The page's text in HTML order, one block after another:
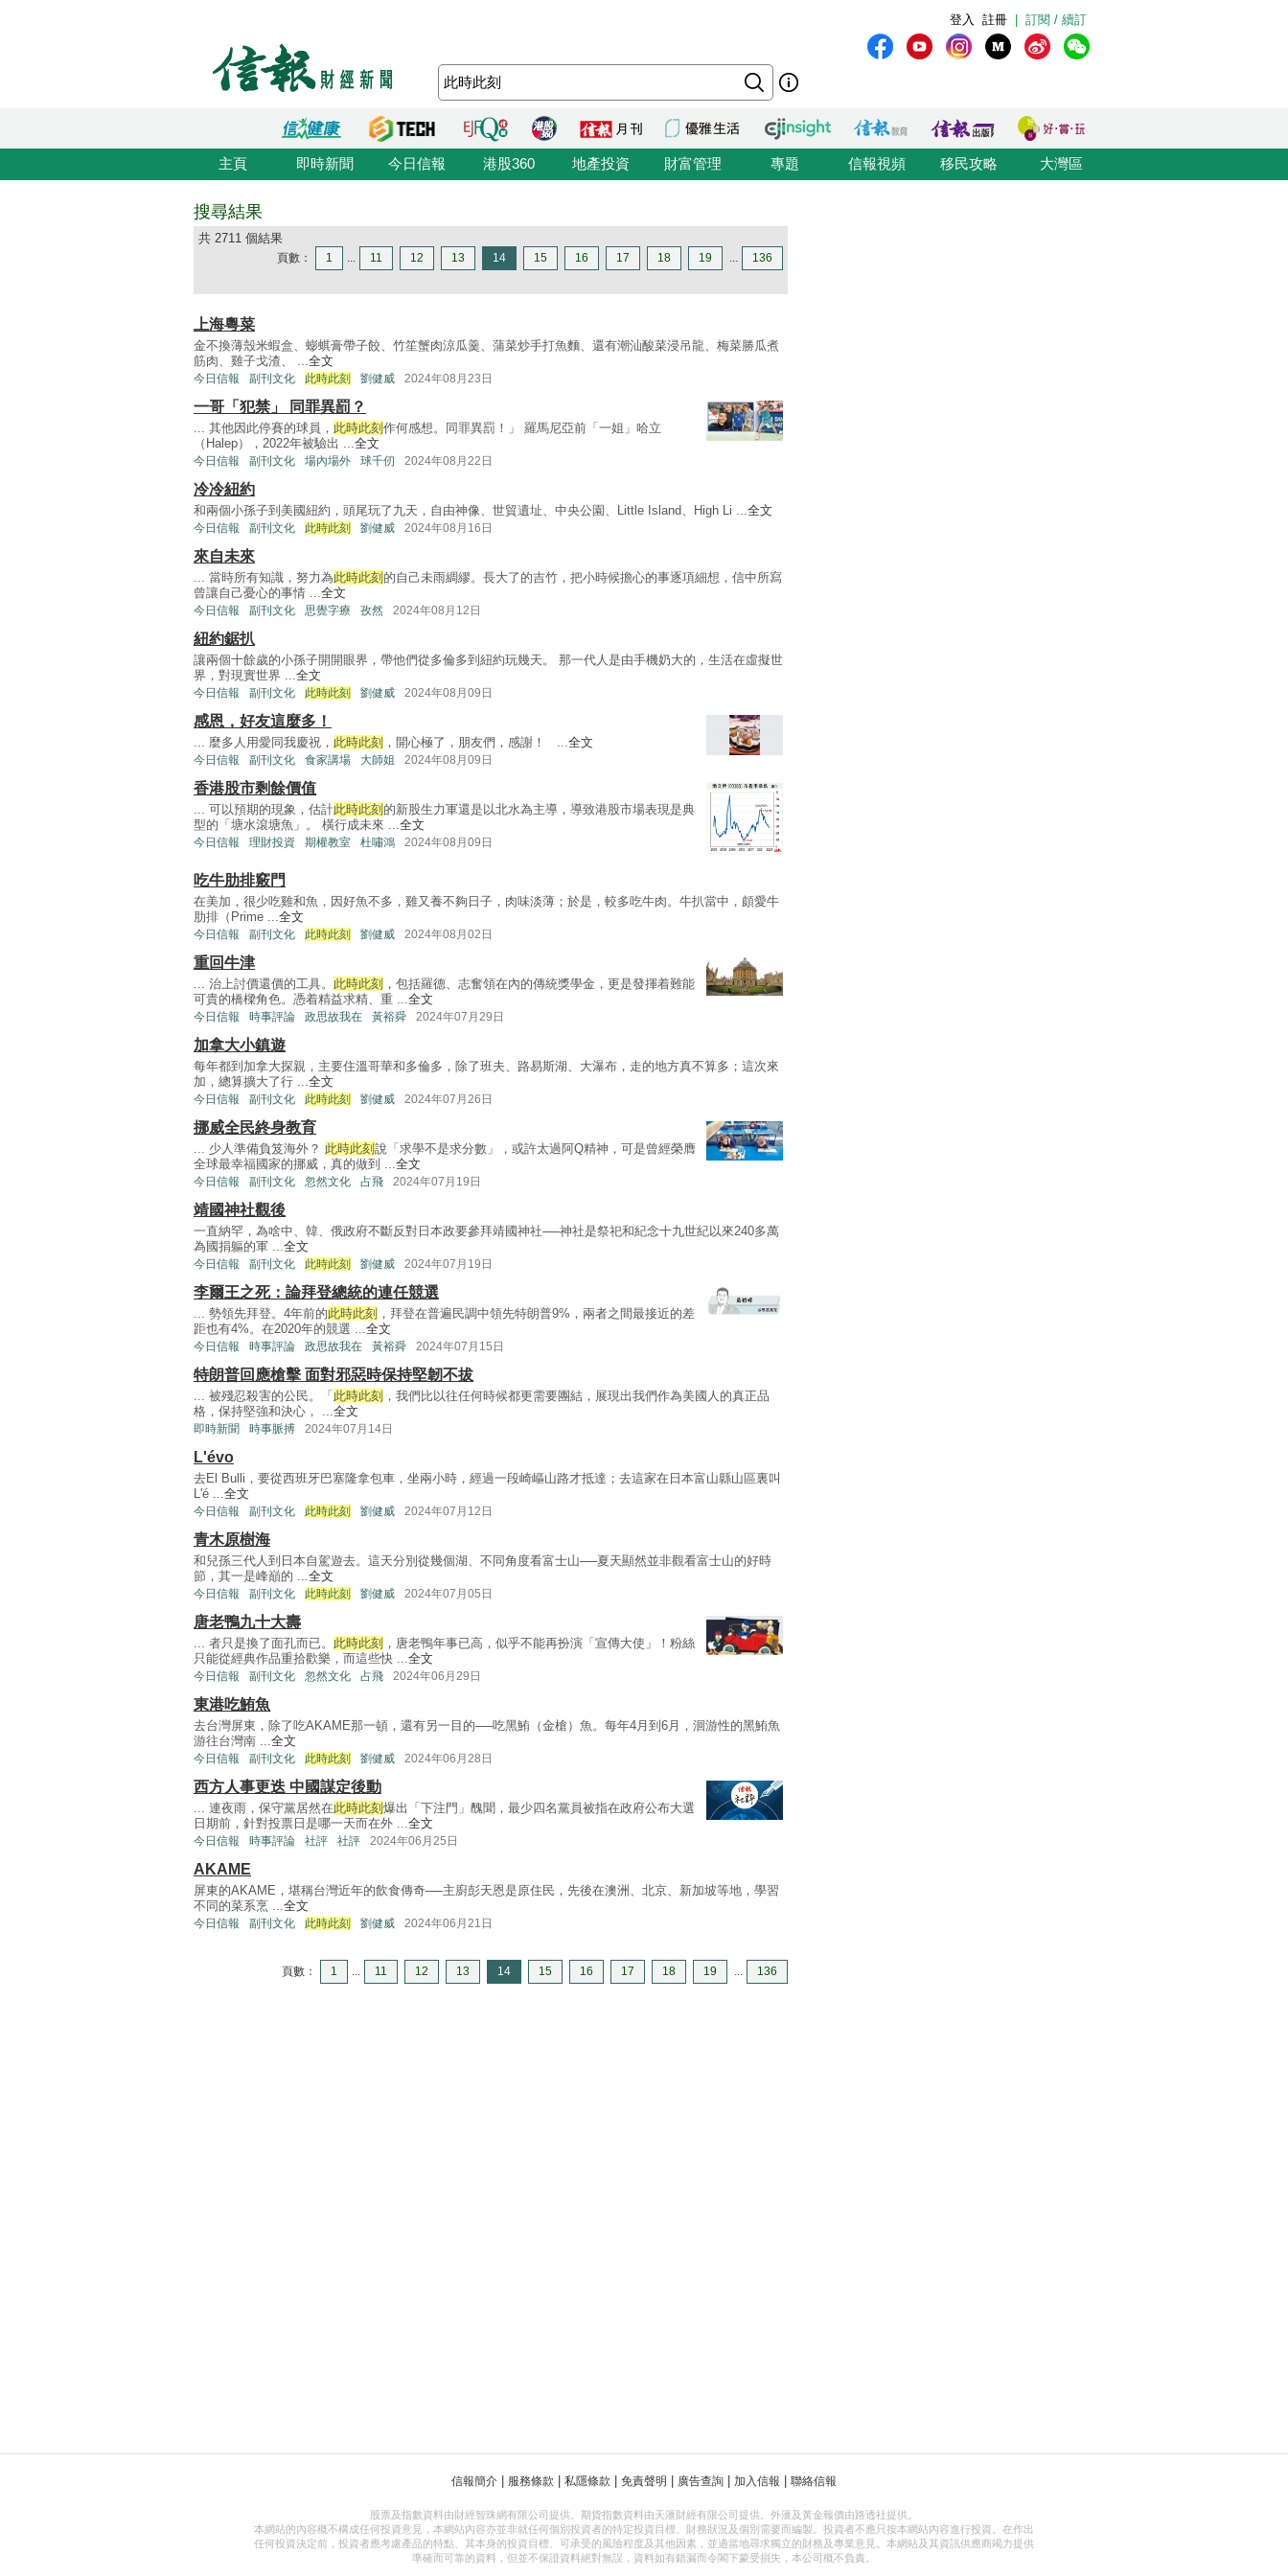
訂閱 / 續訂
註冊
登入
主頁 即時新聞 今日信報 港股360 地產投資 財富管理 專題 信報視頻 移民攻略 大灣區
搜尋結果
共 2711 個結果
頁數： 1 ... 11 12 13 14 15 16 17 18 19 ... 136
上海粵菜
金不換薄殼米蝦盒、蟛蜞膏帶子餃、竹笙蟹肉涼瓜羹、蒲菜炒手打魚麵、還有潮汕酸菜浸吊龍、梅菜勝瓜煮
筋肉、雞子戈渣、 ...全文
今日信報 副刊文化 此時此刻 劉健威 2024年08月23日
一哥「犯禁」 同罪異罰？
... 其他因此停賽的球員， 此時此刻 作何感想。同罪異罰！」 羅馬尼亞前「一姐」哈立
（Halep），2022年被驗出 ...全文
今日信報 副刊文化 場內場外 球千仞 2024年08月22日
冷冷紐約
和兩個小孫子到美國紐約，頭尾玩了九天，自由神像、世貿遺址、中央公園、Little Island、High Li ...全文
今日信報 副刊文化 此時此刻 劉健威 2024年08月16日
來自未來
... 當時所有知識，努力為此時此刻 的自己未雨綢繆。長大了的吉竹，把小時候擔心的事逐項細想，信中所寫
曾讓自己憂心的事情 ...全文
今日信報 副刊文化 思覺字療 孜然 2024年08月12日
紐約鋸扒
讓兩個十餘歲的小孫子開開眼界，帶他們從多倫多到紐約玩幾天。 那一代人是由手機奶大的，生活在虛擬世
界，對現實世界 ...全文
今日信報 副刊文化 此時此刻 劉健威 2024年08月09日
感恩，好友這麼多！
... 麼多人用愛同我慶祝， 此時此刻 ，開心極了，朋友們，感謝！ ...全文
今日信報 副刊文化 食家講場 大師姐 2024年08月09日
香港股市剩餘價值
... 可以預期的現象，估計此時此刻 的新股生力軍還是以北水為主導，導致港股市場表現是典
型的「塘水滾塘魚」。 橫行成未來 ...全文
今日信報 理財投資 期權教室 杜嘯鴻 2024年08月09日
吃牛肋排竅門
在美加，很少吃雞和魚，因好魚不多，雞又養不夠日子，肉味淡薄；於是，較多吃牛肉。牛扒當中，頗愛牛
肋排（Prime ... 全文
今日信報 副刊文化 此時此刻 劉健威 2024年08月02日
重回牛津
... 治上討價還價的工具。 此時此刻 ，包括羅德、志奮領在內的傳統獎學金，更是發揮着難能
可貴的橋樑角色。憑着精益求精、重 ... 全文
今日信報 時事評論 政思故我在 黃裕舜 2024年07月29日
加拿大小鎮遊
每年都到加拿大探親，主要住溫哥華和多倫多，除了班夫、路易斯湖、大瀑布，走的地方真不算多；這次來
加，總算擴大了行 ... 全文
今日信報 副刊文化 此時此刻 劉健威 2024年07月26日
挪威全民終身教育
... 少人準備負笈海外？ 此時此刻說「求學不是求分數」，或許太過阿Q精神，可是曾經榮膺
全球最幸福國家的挪威，真的做到 ... 全文
今日信報 副刊文化 忽然文化 占飛 2024年07月19日
靖國神社觀後
一直納罕，為啥中、韓、俄政府不斷反對日本政要參拜靖國神社──神社是祭祀和紀念十九世紀以來240多萬
為國捐軀的軍 ... 全文
今日信報 副刊文化 此時此刻 劉健威 2024年07月19日
李爾王之死：論拜登總統的連任競選
... 勢領先拜登。4年前的此時此刻 ，拜登在普遍民調中領先特朗普9%，兩者之間最接近的差
距也有4%。在2020年的競選 ... 全文
今日信報 時事評論 政思故我在 黃裕舜 2024年07月15日
特朗普回應槍擊 面對邪惡時保持堅韌不拔
... 被殘忍殺害的公民。「此時此刻 ，我們比以往任何時候都更需要團結，展現出我們作為美國人的真正品
格，保持堅強和決心， ... 全文
即時新聞 時事脈搏 2024年07月14日
L'évo
去El Bulli，要從西班牙巴塞隆拿包車，坐兩小時，經過一段崎嶇山路才抵達；去這家在日本富山縣山區裏叫
L'é ... 全文
今日信報 副刊文化 此時此刻 劉健威 2024年07月12日
青木原樹海
和兒孫三代人到日本自駕遊去。這天分別從幾個湖、不同角度看富士山──夏天顯然並非觀看富士山的好時
節，其一是峰巔的 ... 全文
今日信報 副刊文化 此時此刻 劉健威 2024年07月05日
唐老鴨九十大壽
... 者只是換了面孔而已。 此時此刻 ，唐老鴨年事已高，似乎不能再扮演「宣傳大使」！粉絲
只能從經典作品重拾歡樂，而這些快 ... 全文
今日信報 副刊文化 忽然文化 占飛 2024年06月29日
東港吃鮪魚
去台灣屏東，除了吃AKAME那一頓，還有另一目的──吃黑鮪（金槍）魚。每年4月到6月，洄游性的黑鮪魚
游往台灣南 ... 全文
今日信報 副刊文化 此時此刻 劉健威 2024年06月28日
西方人事更迭 中國謀定後動
... 連夜雨，保守黨居然在此時此刻爆出「下注門」醜聞，最少四名黨員被指在政府公布大選
日期前，針對投票日是哪一天而在外 ... 全文
今日信報 時事評論 社評 社評 2024年06月25日
AKAME
屏東的AKAME，堪稱台灣近年的飲食傳奇──主廚彭天恩是原住民，先後在澳洲、北京、新加坡等地，學習
不同的菜系烹 ... 全文
今日信報 副刊文化 此時此刻 劉健威 2024年06月21日
頁數： 1 11 12 13 14 15 16 17 18 19 136
信報簡介 | 服務條款 | 私隱條款 | 免責聲明 | 廣告查詢 | 加入信報 | 聯絡信報
股票及指數資料由財經智珠網有限公司提供。期貨指數資料由天滙財經有限公司提供。外滙及黃金報價由路透社提供。
本網站的內容概不構成任何投資意見，本網站內容亦並非就任何個別投資者的特定投資目標、財務狀況及個別需要而編製。投資者不應只按本網站內容進行投資。在作出
任何投資決定前，投資者應考慮產品的特點、其本身的投資目標、可承受的風險程度及其他因素，並適當地尋求獨立的財務及專業意見。本網站及其資訊供應商竭力提供
準確而可靠的資料，但並不保證資料絕對無誤，資料如有錯漏而令閣下蒙受損失，本公司概不負責。